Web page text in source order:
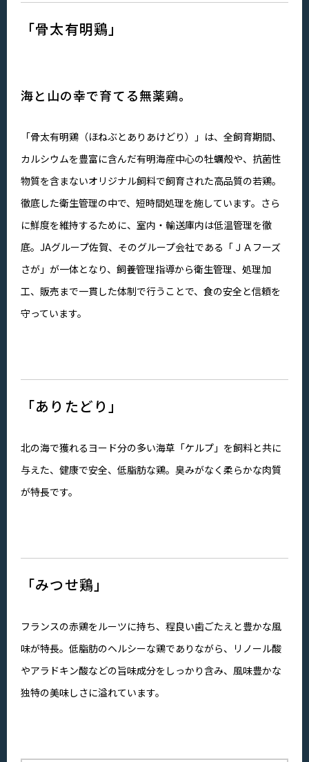
「骨太有明鶏」
海と山の幸で育てる無薬鶏。
「骨太有明鶏（ほねぶとありあけどり）」は、全飼育期間、
カルシウムを豊富に含んだ有明海産中心の牡蠣殻や、抗菌性
物質を含まないオリジナル飼料で飼育された高品質の若鶏。
徹底した衛生管理の中で、短時間処理を施しています。さら
に鮮度を維持するために、室内・輸送庫内は低温管理を徹
底。JAグループ佐賀、そのグループ会社である「ＪＡフーズ
さが」が一体となり、飼養管理指導から衛生管理、処理加
工、販売まで一貫した体制で行うことで、食の安全と信頼を
守っています。
「ありたどり」
北の海で獲れるヨード分の多い海草「ケルプ」を飼料と共に
与えた、健康で安全、低脂肪な鶏。臭みがなく柔らかな肉質
が特長です。
「みつせ鶏」
フランスの赤鶏をルーツに持ち、程良い歯ごたえと豊かな風
味が特長。低脂肪のヘルシーな鶏でありながら、リノール酸
やアラドキン酸などの旨味成分をしっかり含み、風味豊かな
独特の美味しさに溢れています。